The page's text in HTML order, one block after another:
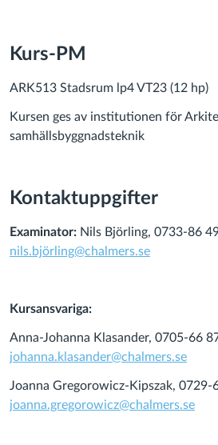
Kurs-PM
ARK513 Stadsrum lp4 VT23 (12 hp)
Kursen ges av institutionen för
samhällsbyggnadsteknik
Kontaktuppgifter
Examinator: Nils Björling, 0733-86
nils.björling@chalmers.se
Kursansvariga:
Anna-Johanna Klasander, 0705-66
johanna.klasander@chalmers.se
Joanna Gregorowicz-Kipszak, 0729-
joanna.gregorowicz@chalmers.se